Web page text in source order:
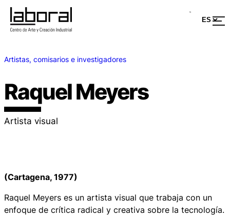
Artistas, comisarios e investigadores
Raquel Meyers
Artista visual
(Cartagena, 1977)
Raquel Meyers es un artista visual que trabaja con un
enfoque de crítica radical y creativa sobre la tecnología.